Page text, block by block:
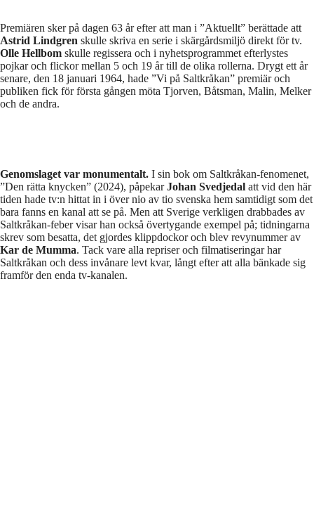
Premiären sker på dagen 63 år efter att man i ”Aktuellt” berättade att
Astrid Lindgren skulle skriva en serie i skärgårdsmiljö direkt för tv.
Olle Hellbom skulle regissera och i nyhetsprogrammet efterlystes
pojkar och flickor mellan 5 och 19 år till de olika rollerna. Drygt ett år
senare, den 18 januari 1964, hade ”Vi på Saltkråkan” premiär och
publiken fick för första gången möta Tjorven, Båtsman, Malin, Melker
och de andra.
Genomslaget var monumentalt. I sin bok om Saltkråkan-fenomenet,
”Den rätta knycken” (2024), påpekarJohan Svedjedal att vid den här
tiden hade tv:n hittat in i över nio av tio svenska hem samtidigt som det
bara fanns en kanal att se på. Men att Sverige verkligen drabbades av
Saltkråkan-feber visar han också övertygande exempel på; tidningarna
skrev som besatta, det gjordes klippdockor och blev revynummer av
Kar de Mumma. Tack vare alla repriser och filmatiseringar har
Saltkråkan och dess invånare levt kvar, långt efter att alla bänkade sig
framför den enda tv-kanalen.